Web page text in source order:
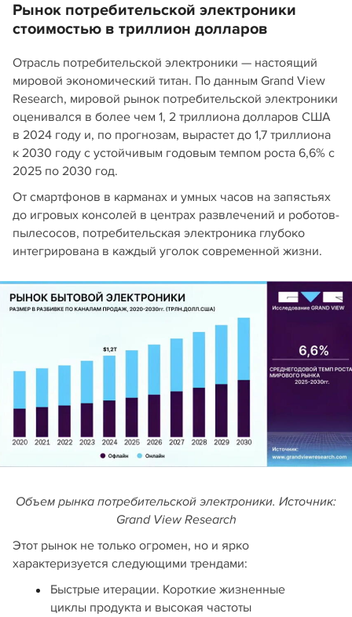
Рынок потребительской электроники
стоимостью в триллион долларов
Отрасль потребительской электроники — настоящий
мировой экономический титан. По данным Grand View
Research, мировой рынок потребительской электроники
оценивался в более чем 1, 2 триллиона долларов США
в 2024 году и, по прогнозам, вырастет до 1,7 триллиона
к 2030 году с устойчивым годовым темпом роста 6,6% с
2025 по 2030 год.
От смартфонов в карманах и умных часов на запястьях
до игровых консолей в центрах развлечений и роботов-
пылесосов, потребительская электроника глубоко
интегрирована в каждый уголок современной жизни.
Объем рынка потребительской электроники. Источник:
Grand View Research
Этот рынок не только огромен, но и ярко
характеризуется следующими трендами:
Быстрые итерации. Короткие жизненные
циклы продукта и высокая частоты